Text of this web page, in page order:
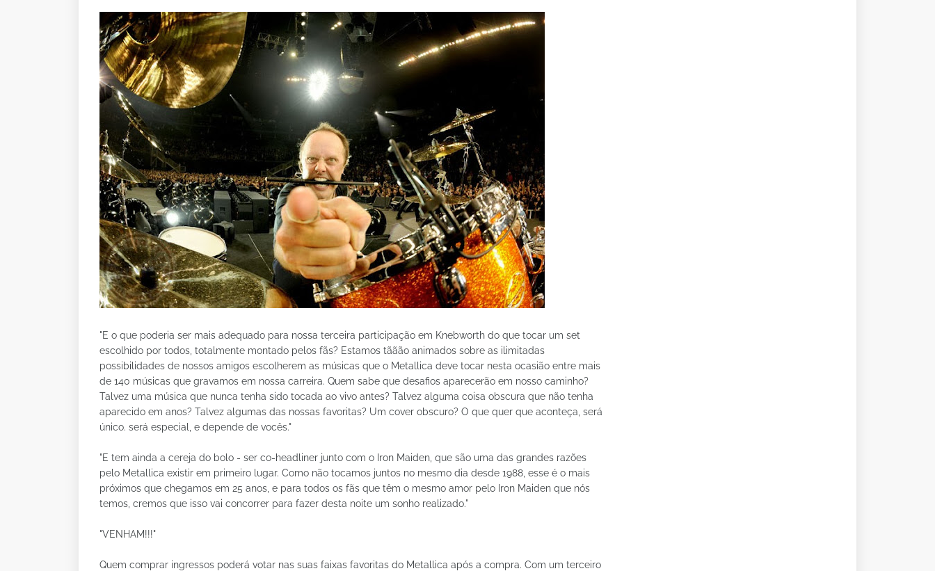
"E o que poderia ser mais adequado para nossa terceira participação em Knebworth do que tocar um set
escolhido por todos, totalmente montado pelos fãs? Estamos tããão animados sobre as ilimitadas
possibilidades de nossos amigos escolherem as músicas que o Metallica deve tocar nesta ocasião entre mais
de 140 músicas que gravamos em nossa carreira. Quem sabe que desafios aparecerão em nosso caminho?
Talvez uma música que nunca tenha sido tocada ao vivo antes? Talvez alguma coisa obscura que não tenha
aparecido em anos? Talvez algumas das nossas favoritas? Um cover obscuro? O que quer que aconteça, será
único. será especial, e depende de vocês."
"E tem ainda a cereja do bolo - ser co-headliner junto com o Iron Maiden, que são uma das grandes razões
pelo Metallica existir em primeiro lugar. Como não tocamos juntos no mesmo dia desde 1988, esse é o mais
próximos que chegamos em 25 anos, e para todos os fãs que têm o mesmo amor pelo Iron Maiden que nós
temos, cremos que isso vai concorrer para fazer desta noite um sonho realizado."
"VENHAM!!!"
Quem comprar ingressos poderá votar nas suas faixas favoritas do Metallica após a compra. Com um terceiro